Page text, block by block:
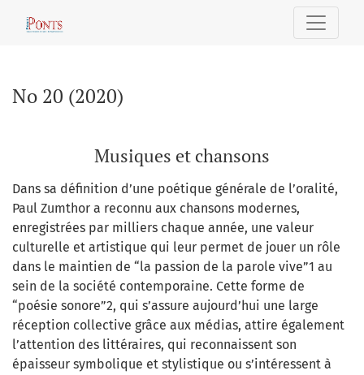
No 20 (2020)
Musiques et chansons
Dans sa définition d’une poétique générale de l’oralité,
Paul Zumthor a reconnu aux chansons modernes,
enregistrées par milliers chaque année, une valeur
culturelle et artistique qui leur permet de jouer un rôle
dans le maintien de “la passion de la parole vive”1 au
sein de la société contemporaine. Cette forme de
“poésie sonore”2, qui s’assure aujourd’hui une large
réception collective grâce aux médias, attire également
l’attention des littéraires, qui reconnaissent son
épaisseur symbolique et stylistique ou s’intéressent à